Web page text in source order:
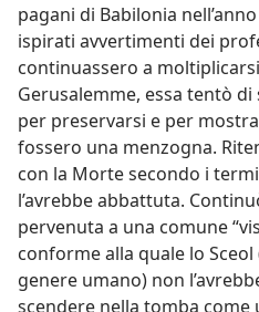
pagani di Babilonia
ispirati avvertimenti dei
continuassero a
Gerusalemme, essa tentò
per preservarsi e per
fossero una menzogna.
con la Morte secondo i
l’avrebbe abbattuta.
pervenuta a una comune
conforme alla quale lo
genere umano) non
scendere nella tomba come